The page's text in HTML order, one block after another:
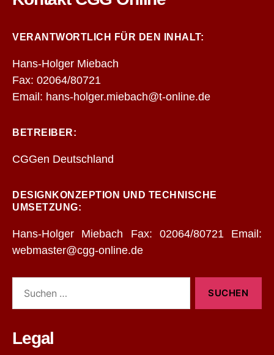
VERANTWORTLICH FÜR DEN INHALT:
Hans-Holger Miebach
Fax: 02064/80721
Email: hans-holger.miebach@t-online.de
BETREIBER:
CGGen Deutschland
DESIGNKONZEPTION UND TECHNISCHE
UMSETZUNG:
Hans-Holger Miebach Fax: 02064/80721 Email:
webmaster@cgg-online.de
nach:
Legal